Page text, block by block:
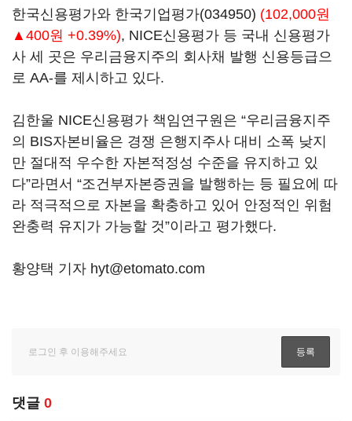
한국신용평가와 한국기업평가(034950) (102,000원
▲400원 +0.39%), NICE신용평가 등 국내 신용평가
사 세 곳은 우리금융지주의 회사채 발행 신용등급으
로 AA-를 제시하고 있다.
김한울 NICE신용평가 책임연구원은 “우리금융지주
의 BIS자본비율은 경쟁 은행지주사 대비 소폭 낮지
만 절대적 우수한 자본적정성 수준을 유지하고 있
다”라면서 “조건부자본증권을 발행하는 등 필요에 따
라 적극적으로 자본을 확충하고 있어 안정적인 위험
완충력 유지가 가능할 것”이라고 평가했다.
황양택 기자 hyt@etomato.com
댓글 0